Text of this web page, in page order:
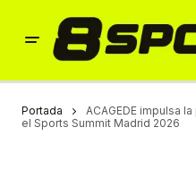
Portada
ACAGEDE impulsa
el Sports Summit Madrid 2026